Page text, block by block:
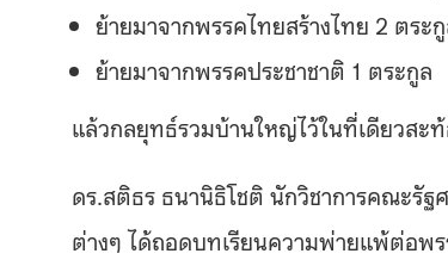
ย้ายมาจากพรรคไทยสร้างไทย 2 ตระ
ย้ายมาจากพรรคประชาชาติ 1 ตระกูล
แล้วกลยุทธ์รวมบ้านใหญ่ไว้ในที่เดียวสะท้
ดร สติธร ธนานิธิโชติ นักวิชาการคณะรัฐ
ต่างๆ ได้ถอดบทเรียนความพ่ายแพ้ต่อพ